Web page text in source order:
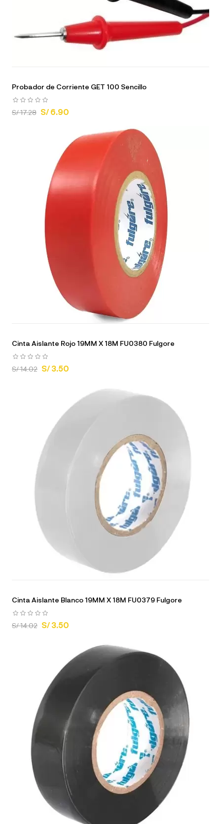
Probador de Corriente GET 100 Sencillo
S/ 17.28 S/ 6.90
Cinta Aislante Rojo 19MM X 18M FU0380 Fulgore
S/ 14.02 S/ 3.50
Cinta Aislante Blanco 19MM X 18M FU0379 Fulgore
S/ 14.02 S/ 3.50